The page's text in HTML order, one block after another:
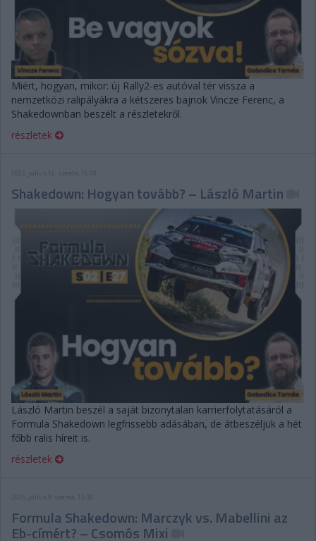
Miért, hogyan, mikor: új Rally2-es autóval tér vissza a
nemzetközi ralipályákra a kétszeres bajnok Vincze Ferenc, a
Shakedownban beszélt a részletekről.
részletek
2025. július 16. szerda, 16:00
Shakedown: Hogyan tovább? – László Martin
László Martin beszél a saját bizonytalan karrierfolytatásáról a
Formula Shakedown legfrissebb adásában, de átbeszéljük a hét
főbb ralis híreit is.
részletek
2025. július 9. szerda, 15:30
Formula Shakedown: Marczyk vs. Mabellini az
Eb-címért? – Csomós Mixi